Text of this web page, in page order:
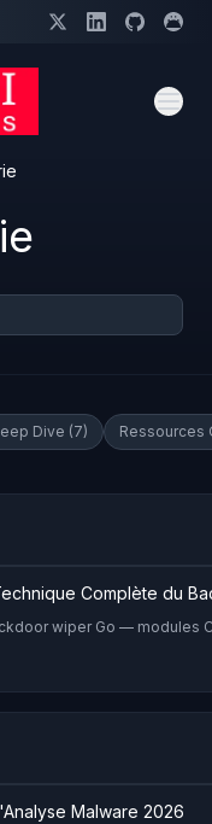
Dive (7) Ressources
Complète du
wiper Go —
Malware 2026